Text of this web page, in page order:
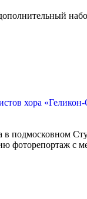
хора
подмосковном
фоторепортаж с